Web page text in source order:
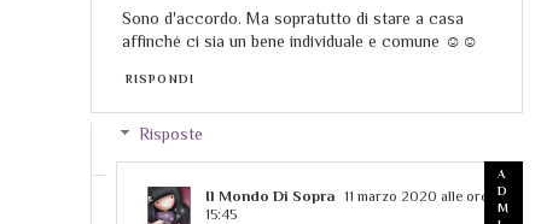
Sono d'accordo. Ma sopratutto di stare a casa
affinché ci sia un bene individuale e comune ☺️☺️
RISPONDI
Risposte
Il Mondo Di Sopra 11 marzo 2020 alle ore
15:45